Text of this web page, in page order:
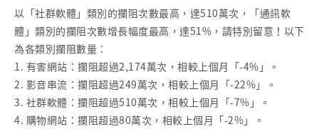
以「社群軟體」類別的攔阻次數最高，達510萬次，「通訊軟
體」類別的攔阻次數增長幅度最高，達51%，請特別留意！以下
為各類別攔阻數量：
1. 有害網站：攔阻超過2,174萬次，相較上個月「-4%」。
2. 影音串流：攔阻超過249萬次，相較上個月「-22%」。
3. 社群軟體：攔阻超過510萬次，相較上個月「-7%」。
4. 購物網站：攔阻超過80萬次，相較上個月「-2%」。